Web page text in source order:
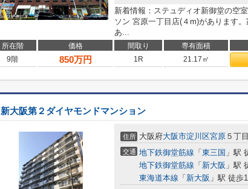
新着情報：ステュディオ新御堂の空
ソン 宮原一丁目店(４m)があります
あ...
所在階 価格 間取り 専有面積
9階
850万円 1R 21.17㎡
新大阪第２ダイヤモンドマンション
住所 大阪府大阪市淀川区宮原 ５丁
交通 地下鉄御堂筋線 「 東三国 」駅
地下鉄御堂筋線 「 新大阪 」駅
東海道本線 「 新大阪 」駅 徒歩